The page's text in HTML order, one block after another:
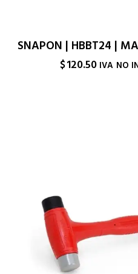
SNAPON | HBBT24 |
$120.50 IVA NO